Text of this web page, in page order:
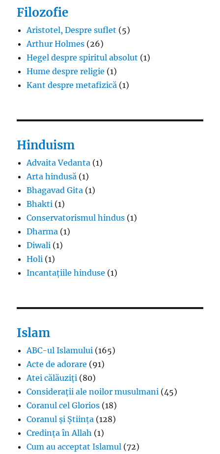
Filozofie
Aristotel, Despre suflet (5)
Arthur Holmes (26)
Hegel despre spiritul absolut (1)
Hume despre religie (1)
Kant despre metafizică (1)
Hinduism
Advaita Vedanta (1)
Arta hindusă (1)
Bhagavad Gita (1)
Bhakti (1)
Conservatorismul hindus (1)
Dharma (1)
Diwali (1)
Holi (1)
Incantațiile hinduse (1)
Islam
ABC-ul Islamului (165)
Acte de adorare (91)
Atei călăuziți (80)
Considerații ale noilor musulmani (45)
Coranul cel Glorios (18)
Coranul și Știința (128)
Credința în Allah (1)
Cum au acceptat Islamul (72)